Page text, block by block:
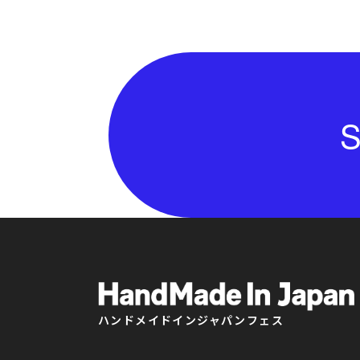
ハンドメイドインジャパンフェス